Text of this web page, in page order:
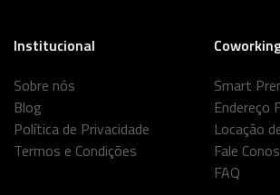
Institucional
Sobre nós
Blog
Política de Privacidade
Termos e Condições
Smart
Endereço
Locação
Fale
FAQ